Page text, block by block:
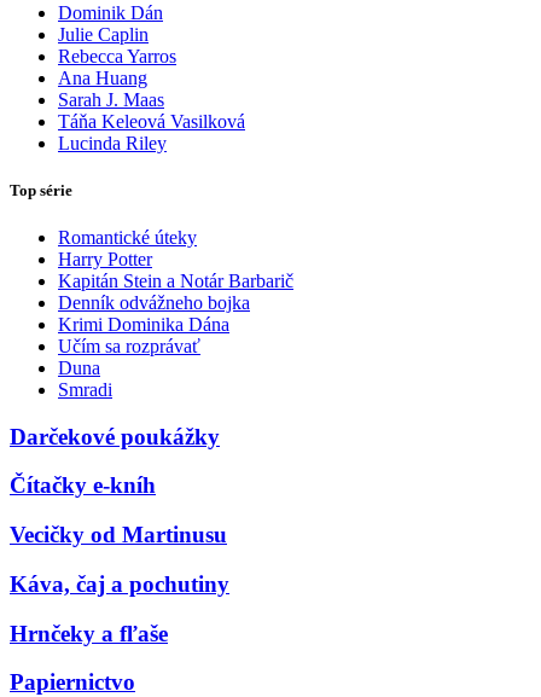
Dominik Dán
Julie Caplin
Rebecca Yarros
Ana Huang
Sarah J. Maas
Táňa Keleová Vasilková
Lucinda Riley
Top série
Romantické úteky
Harry Potter
Kapitán Stein a Notár Barbarič
Denník odvážneho bojka
Krimi Dominika Dána
Učím sa rozprávať
Duna
Smradi
Darčekové poukážky
Čítačky e-kníh
Vecičky od Martinusu
Káva, čaj a pochutiny
Hrnčeky a fľaše
Papiernictvo